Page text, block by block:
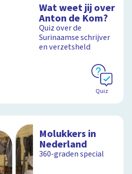
Wat weet jij over
Anton de Kom?
Quiz over de
Surinaamse schrijver
en verzetsheld
Quiz
Molukkers in
Nederland
360-graden special